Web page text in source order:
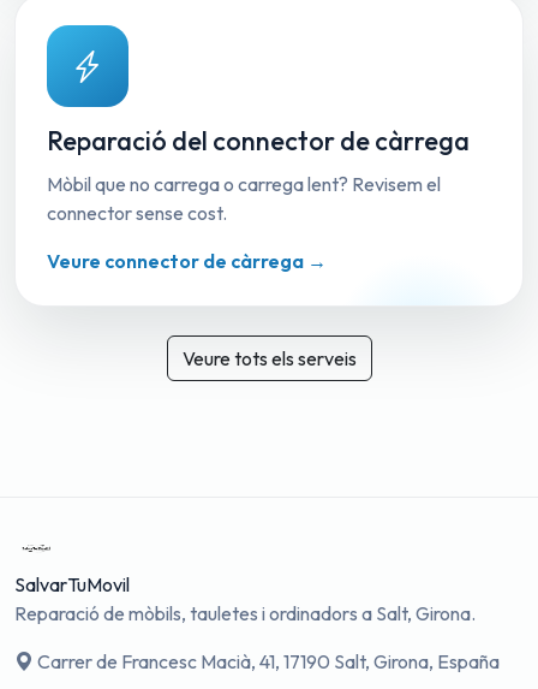
Reparació del connector de càrrega
Mòbil que no carrega o carrega lent? Revisem el
connector sense cost.
Veure connector de càrrega →
Veure tots els serveis
SalvarTuMovil
Reparació de mòbils, tauletes i ordinadors a Salt, Girona.
Carrer de Francesc Macià, 41, 17190 Salt, Girona, España